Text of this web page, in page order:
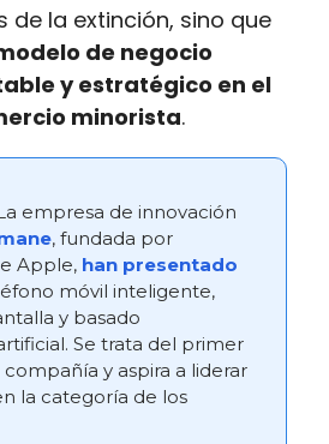
de la extinción, sino que
de negocio
y estratégico en el
minorista.
empresa de innovación
, fundada por
Apple, han presentado
móvil inteligente,
y basado
Se trata del primer
y aspira a liderar
la categoría de los